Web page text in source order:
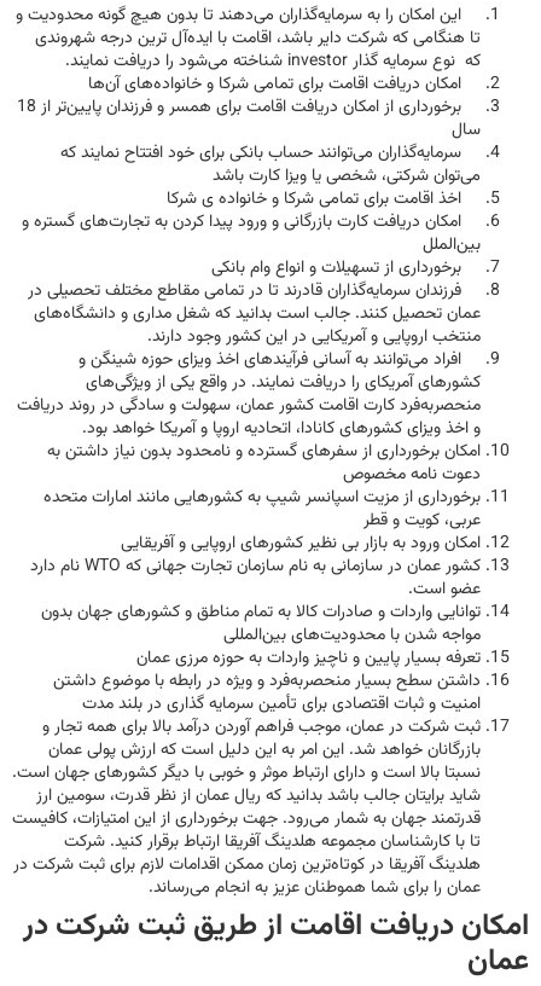
این امکان را به سرمایه‌گذاران می‌دهند تا بدون هیچ گونه محدودیت و
تا هنگامی که شرکت دایر باشد، اقامت با ایده‌آل ترین درجه شهروندی
که نوع سرمایه گذار investor شناخته می‌شود را دریافت نمایند.
امکان دریافت اقامت برای تمامی شرکا و خانواده‌های آن‌ها
برخورداری از امکان دریافت اقامت برای همسر و فرزندان پایین‌تر از 18
سال
سرمایه‌گذاران می‌توانند حساب بانکی برای خود افتتاح نمایند که
می‌توان شرکتی، شخصی یا ویزا کارت باشد
اخذ اقامت برای تمامی شرکا و خانواده ی شرکا
امکان دریافت کارت بازرگانی و ورود پیدا کردن به تجارت‌های گستره و
بین‌الملل
برخورداری از تسهیلات و انواع وام بانکی
فرزندان سرمایه‌گذاران قادرند تا در تمامی مقاطع مختلف تحصیلی در
عمان تحصیل کنند. جالب است بدانید که شغل مداری و دانشگاه‌های
منتخب اروپایی و آمریکایی در این کشور وجود دارند.
افراد می‌توانند به آسانی فرآیندهای اخذ ویزای حوزه شینگن و
کشورهای آمریکای را دریافت نمایند. در واقع یکی از ویژگی‌های
منحصربه‌فرد کارت اقامت کشور عمان، سهولت و سادگی در روند دریافت
و اخذ ویزای کشورهای کانادا، اتحادیه اروپا و آمریکا خواهد بود.
امکان برخورداری از سفرهای گسترده و نامحدود بدون نیاز داشتن به
دعوت نامه مخصوص
برخورداری از مزیت اسپانسر شیپ به کشورهایی مانند امارات متحده
عربی، کویت و قطر
امکان ورود به بازار بی نظیر کشورهای اروپایی و آفریقایی
کشور عمان در سازمانی به نام سازمان تجارت جهانی که WTO نام دارد
عضو است.
توانایی واردات و صادرات کالا به تمام مناطق و کشورهای جهان بدون
مواجه شدن با محدودیت‌های بین‌المللی
تعرفه بسیار پایین و ناچیز واردات به حوزه مرزی عمان
داشتن سطح بسیار منحصربه‌فرد و ویژه در رابطه با موضوع داشتن
امنیت و ثبات اقتصادی برای تأمین سرمایه گذاری در بلند مدت
ثبت شرکت در عمان، موجب فراهم آوردن درآمد بالا برای همه تجار و
بازرگانان خواهد شد. این امر به این دلیل است که ارزش پولی عمان
نسبتا بالا است و دارای ارتباط موثر و خوبی با دیگر کشورهای جهان است.
شاید برایتان جالب باشد بدانید که ریال عمان از نظر قدرت، سومین ارز
قدرتمند جهان به شمار می‌رود. جهت برخورداری از این امتیازات، کافیست
تا با کارشناسان مجموعه هلدینگ آفریقا ارتباط برقرار کنید. شرکت
هلدینگ آفریقا در کوتاه‌ترین زمان ممکن اقدامات لازم برای ثبت شرکت در
عمان را برای شما هموطنان عزیز به انجام می‌رساند.
امکان دریافت اقامت از طریق ثبت شرکت در
عمان